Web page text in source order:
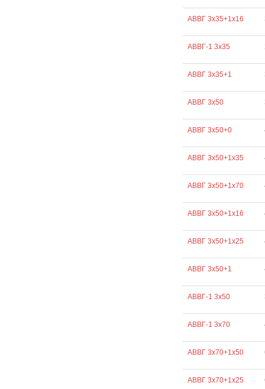
АВВГ 3х35+1х16
АВВГ-1 3х35
АВВГ 3х35+1
АВВГ 3х50
АВВГ 3х50+0
АВВГ 3х50+1х35
АВВГ 3х50+1х70
АВВГ 3х50+1х16
АВВГ 3х50+1х25
АВВГ 3х50+1
АВВГ-1 3х50
АВВГ-1 3х70
АВВГ 3х70+1х50
АВВГ 3х70+1х25